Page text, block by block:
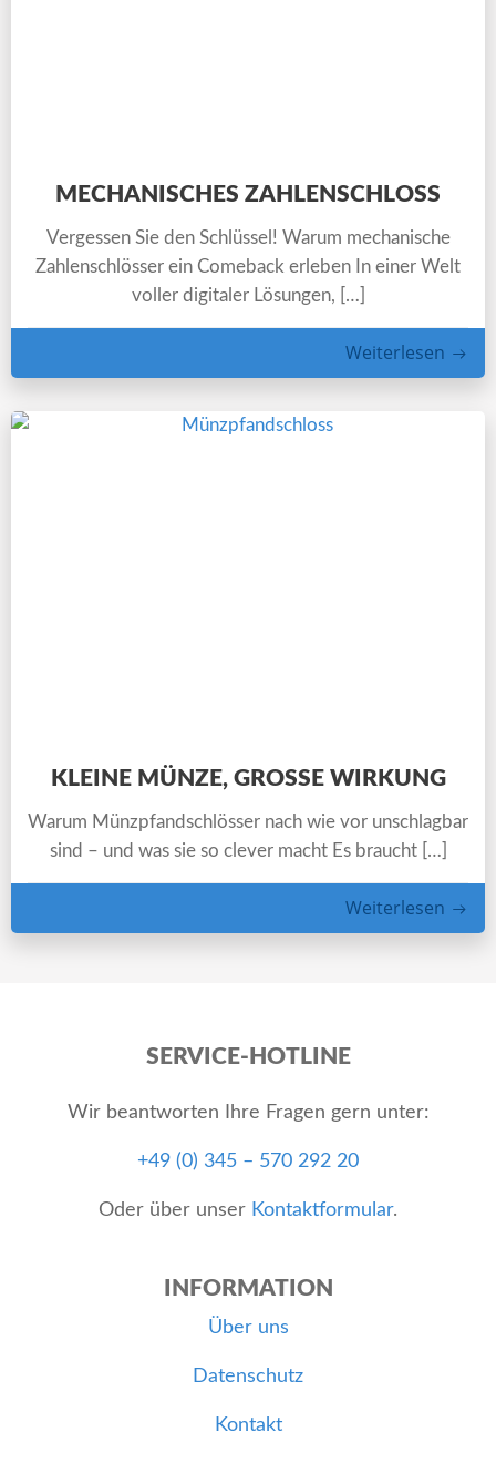
MECHANISCHES ZAHLENSCHLOSS
Vergessen Sie den Schlüssel! Warum mechanische
Zahlenschlösser ein Comeback erleben In einer Welt
voller digitaler Lösungen, […]
Weiterlesen
KLEINE MÜNZE, GROSSE WIRKUNG
Warum Münzpfandschlösser nach wie vor unschlagbar
sind – und was sie so clever macht Es braucht […]
Weiterlesen
SERVICE-HOTLINE
Wir beantworten Ihre Fragen gern unter:
+49 (0) 345 – 570 292 20
Oder über unser Kontaktformular.
INFORMATION
Über uns
Datenschutz
Kontakt